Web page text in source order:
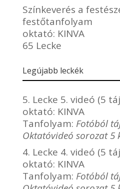
Színkeverés a
festőtanfolyam
oktató: KINVA
65 Lecke
Legújabb leckék
5. Lecke 5. videó (5
oktató: KINVA
Tanfolyam: Fotóból
Oktatóvideó sorozat 5
4. Lecke 4. videó (5
oktató: KINVA
Tanfolyam: Fotóból